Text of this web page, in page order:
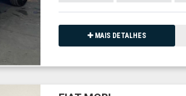
MAIS DETALHES